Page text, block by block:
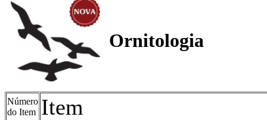
Ornitologia
Número
do Item Item